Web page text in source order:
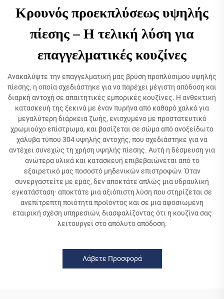
Κρουνός προεκπλύσεως υψηλής
πίεσης – Η τελική λύση για
επαγγελματικές κουζίνες
Ανακαλύψτε την επαγγελματική μας βρύση προπλύσιμου υψηλής
πίεσης, η οποία σχεδιάστηκε για να παρέχει μέγιστη απόδοση και
διαρκή αντοχή σε απαιτητικές εμπορικές κουζίνες. Η ανθεκτική
κατασκευή της ξεκινά με έναν πυρήνα από καθαρό χαλκό για
μεγαλύτερη διάρκεια ζωής, ενισχυμένο με προστατευτικό
χρωμιούχο επίστρωμα, και βασίζεται σε σώμα από ανοξείδωτο
χάλυβα τύπου 304 υψηλής αντοχής, που σχεδιάστηκε για να
αντέχει συνεχώς τη χρήση υψηλής πίεσης. Αυτή η δέσμευση για
ανώτερα υλικά και κατασκευή επιβεβαιώνεται από το
εξαιρετικό μας ποσοστό μηδενικών επιστροφών. Όταν
συνεργαστείτε με εμάς, δεν αποκτάτε απλώς μια υδραυλική
εγκατάσταση· αποκτάτε μια αξιόπιστη λύση που στηρίζεται σε
ανεπίτρεπτη ποιότητα προϊόντος και σε μια αφοσιωμένη
εταιρική σχέση υπηρεσιών, διασφαλίζοντας ότι η κουζίνα σας
λειτουργεί στο απόλυτο απόδοση.
Λάβετε Προσφορά